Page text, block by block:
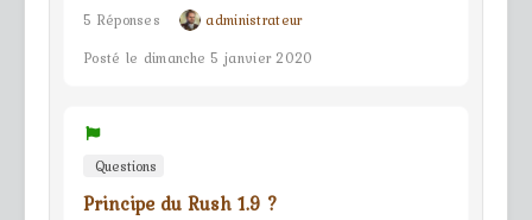
5 Réponses
administrateur
Posté le dimanche 5 janvier 2020
Questions
Principe du Rush 1.9 ?